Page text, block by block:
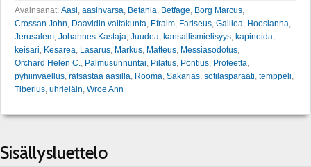
Avainsanat: Aasi aasinvarsa Betania Betfage Borg Marcus
Crossan John Daavidin valtakunta Efraim Fariseus Galilea Hoosianna
Jerusalem Johannes Kastaja Juudea kansallismielisyys kapinoida
keisari Kesarea Lasarus Markus Matteus Messiasodotus
Orchard Helen C.
Palmusunnuntai Pilatus Pontius Profeetta
pyhiinvaellus ratsastaa aasilla Rooma Sakarias sotilasparaati temppeli
Tiberius uhrieläin Wroe Ann
Sisällysluettelo